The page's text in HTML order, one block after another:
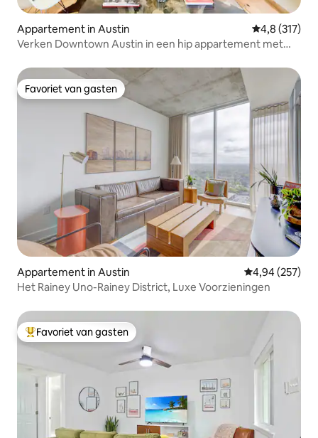
Appartement in Austin Gemiddelde
4,8 (317)
Verken Downtown Austin in een hip appartement met
Favoriet van gasten
Favoriet van gasten
Appartement in Austin Gemiddelde
4,94 (257)
Het Rainey Uno-Rainey District, Luxe Voorzieningen
Topfavoriet van gasten
Favoriet van gasten